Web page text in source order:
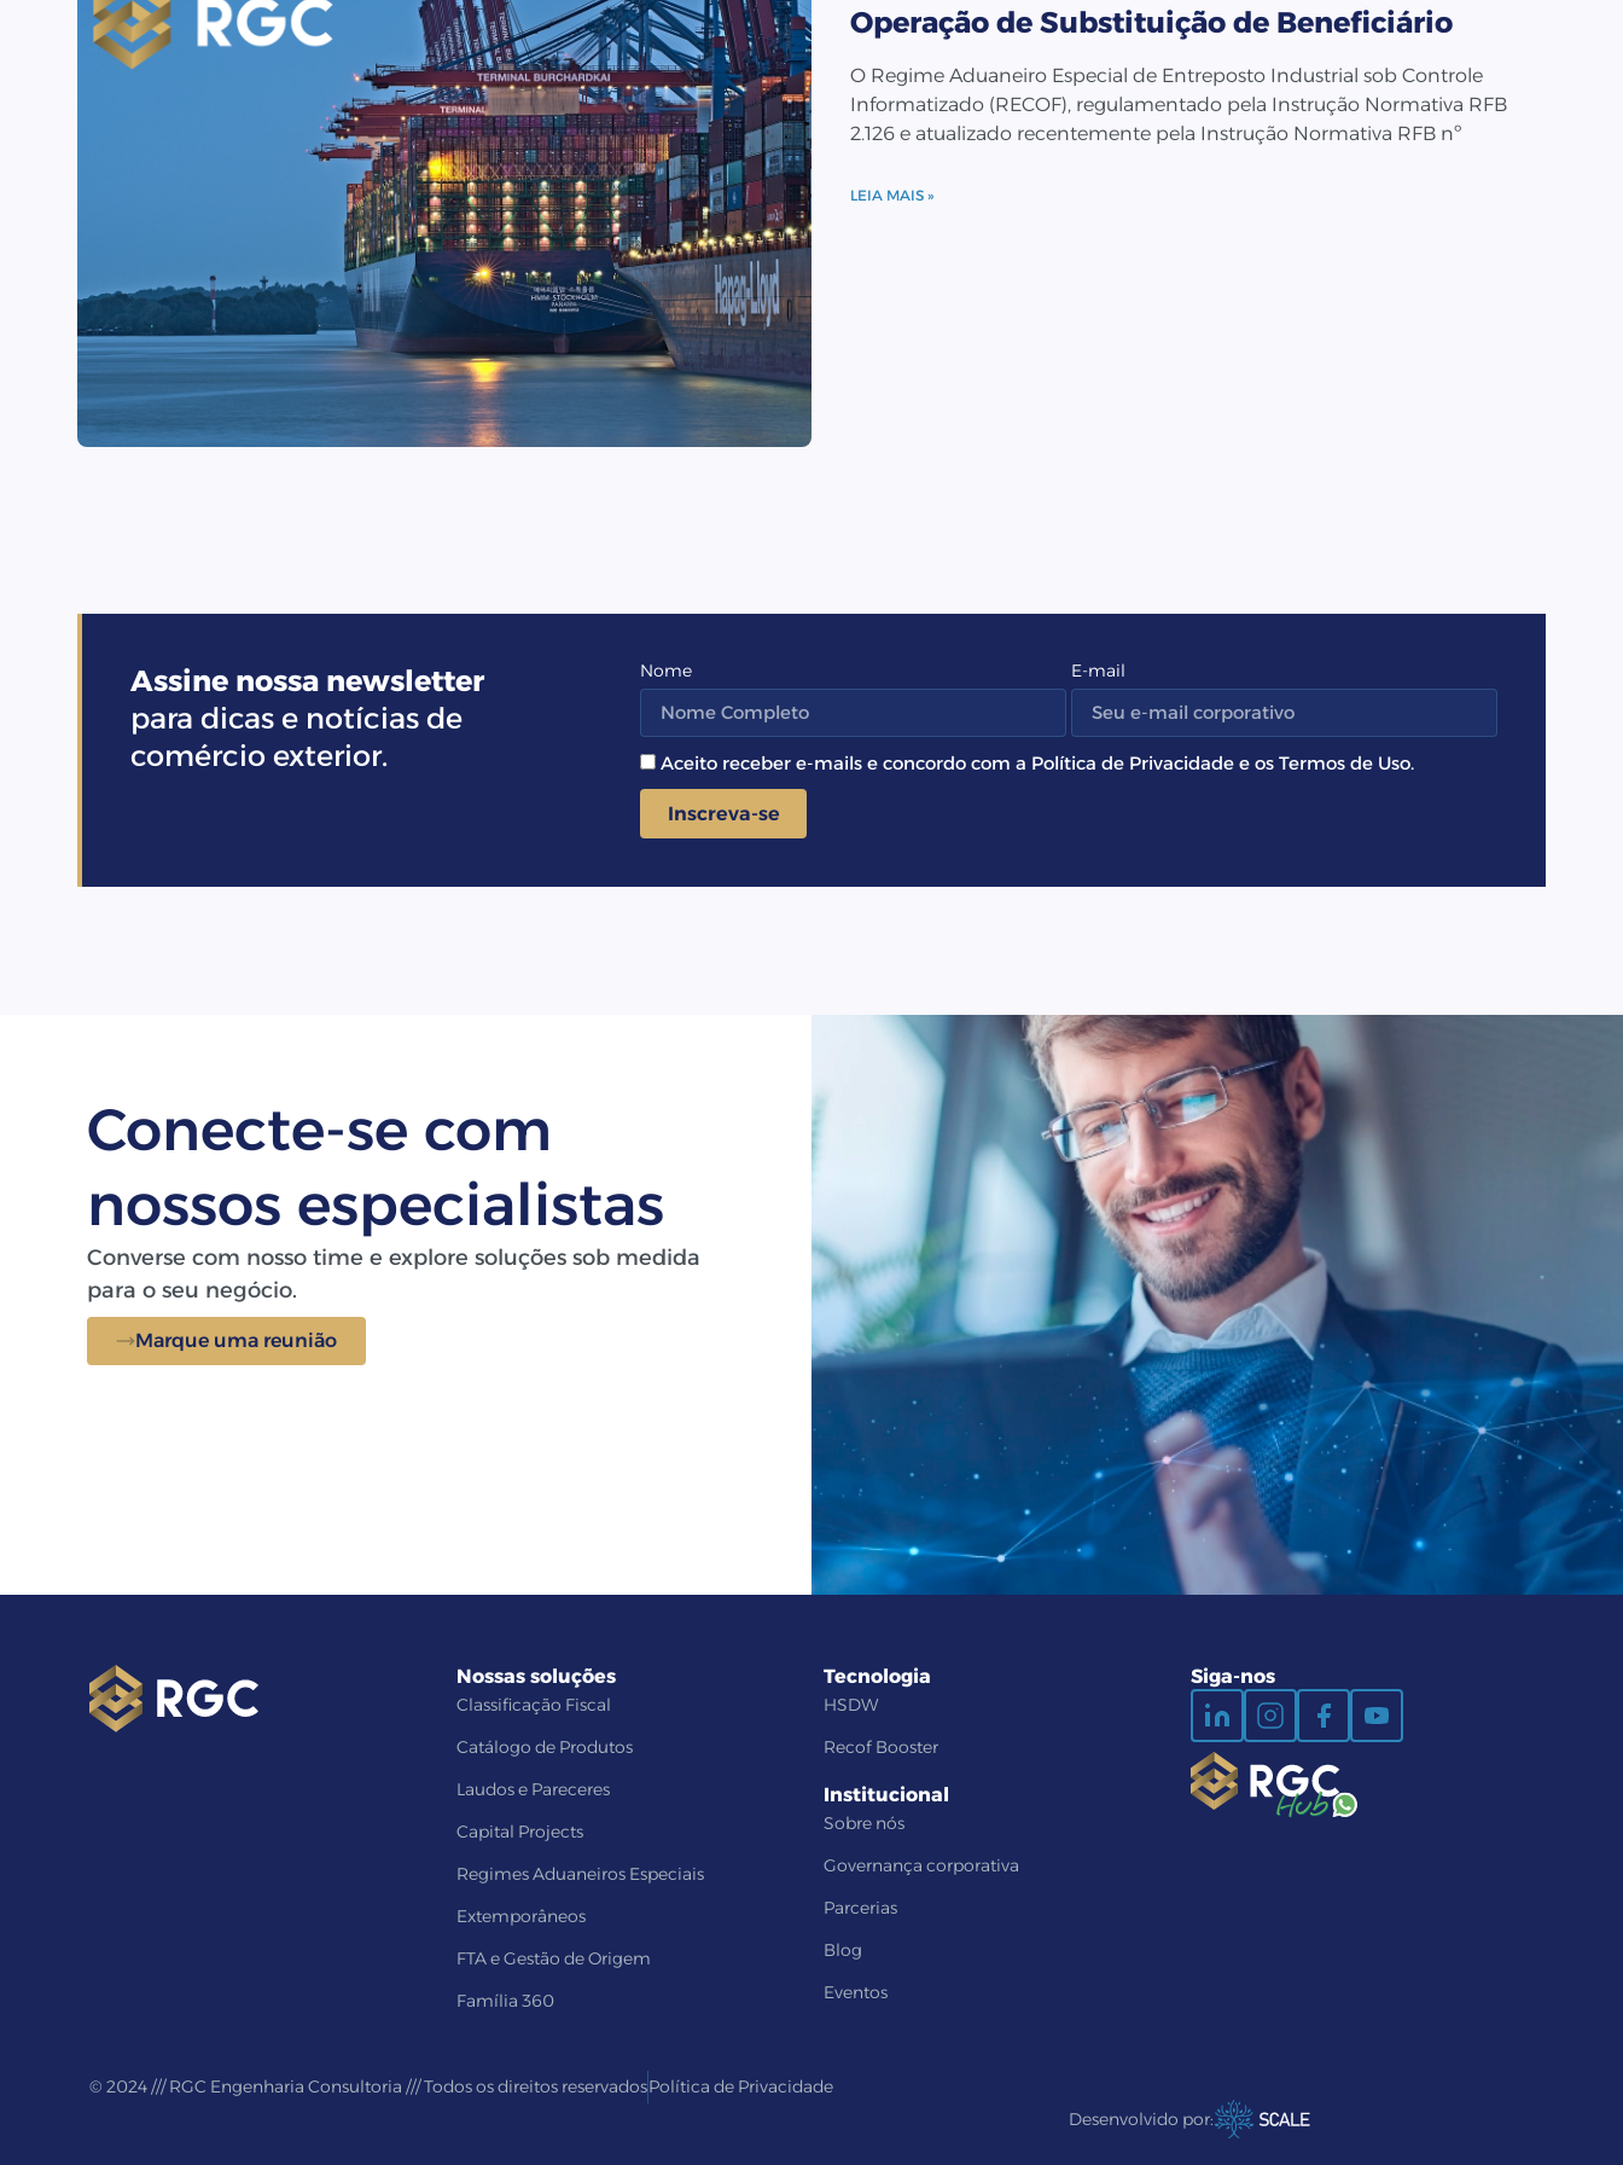
Operação de Substituição de Beneficiário
O Regime Aduaneiro Especial de Entreposto Industrial sob Controle
Informatizado (RECOF), regulamentado pela Instrução Normativa RFB
2.126 e atualizado recentemente pela Instrução Normativa RFB nº
LEIA MAIS »
Assine nossa newsletter
para dicas e notícias de
comércio exterior.
Nome E-mail
Aceito receber e-mails e concordo com a Política de Privacidade e os Termos de Uso.
Inscreva-se
Conecte-se com
nossos especialistas
Converse com nosso time e explore soluções sob medida
para o seu negócio.
Marque uma reunião
Nossas soluções
Classificação Fiscal
Catálogo de Produtos
Laudos e Pareceres
Capital Projects
Regimes Aduaneiros Especiais
Extemporâneos
FTA e Gestão de Origem
Família 360
Tecnologia
HSDW
Recof Booster
Institucional
Sobre nós
Governança corporativa
Parcerias
Blog
Eventos
Siga-nos
© 2024 /// RGC Engenharia Consultoria /// Todos os direitos reservadosPolítica de Privacidade
Desenvolvido por: